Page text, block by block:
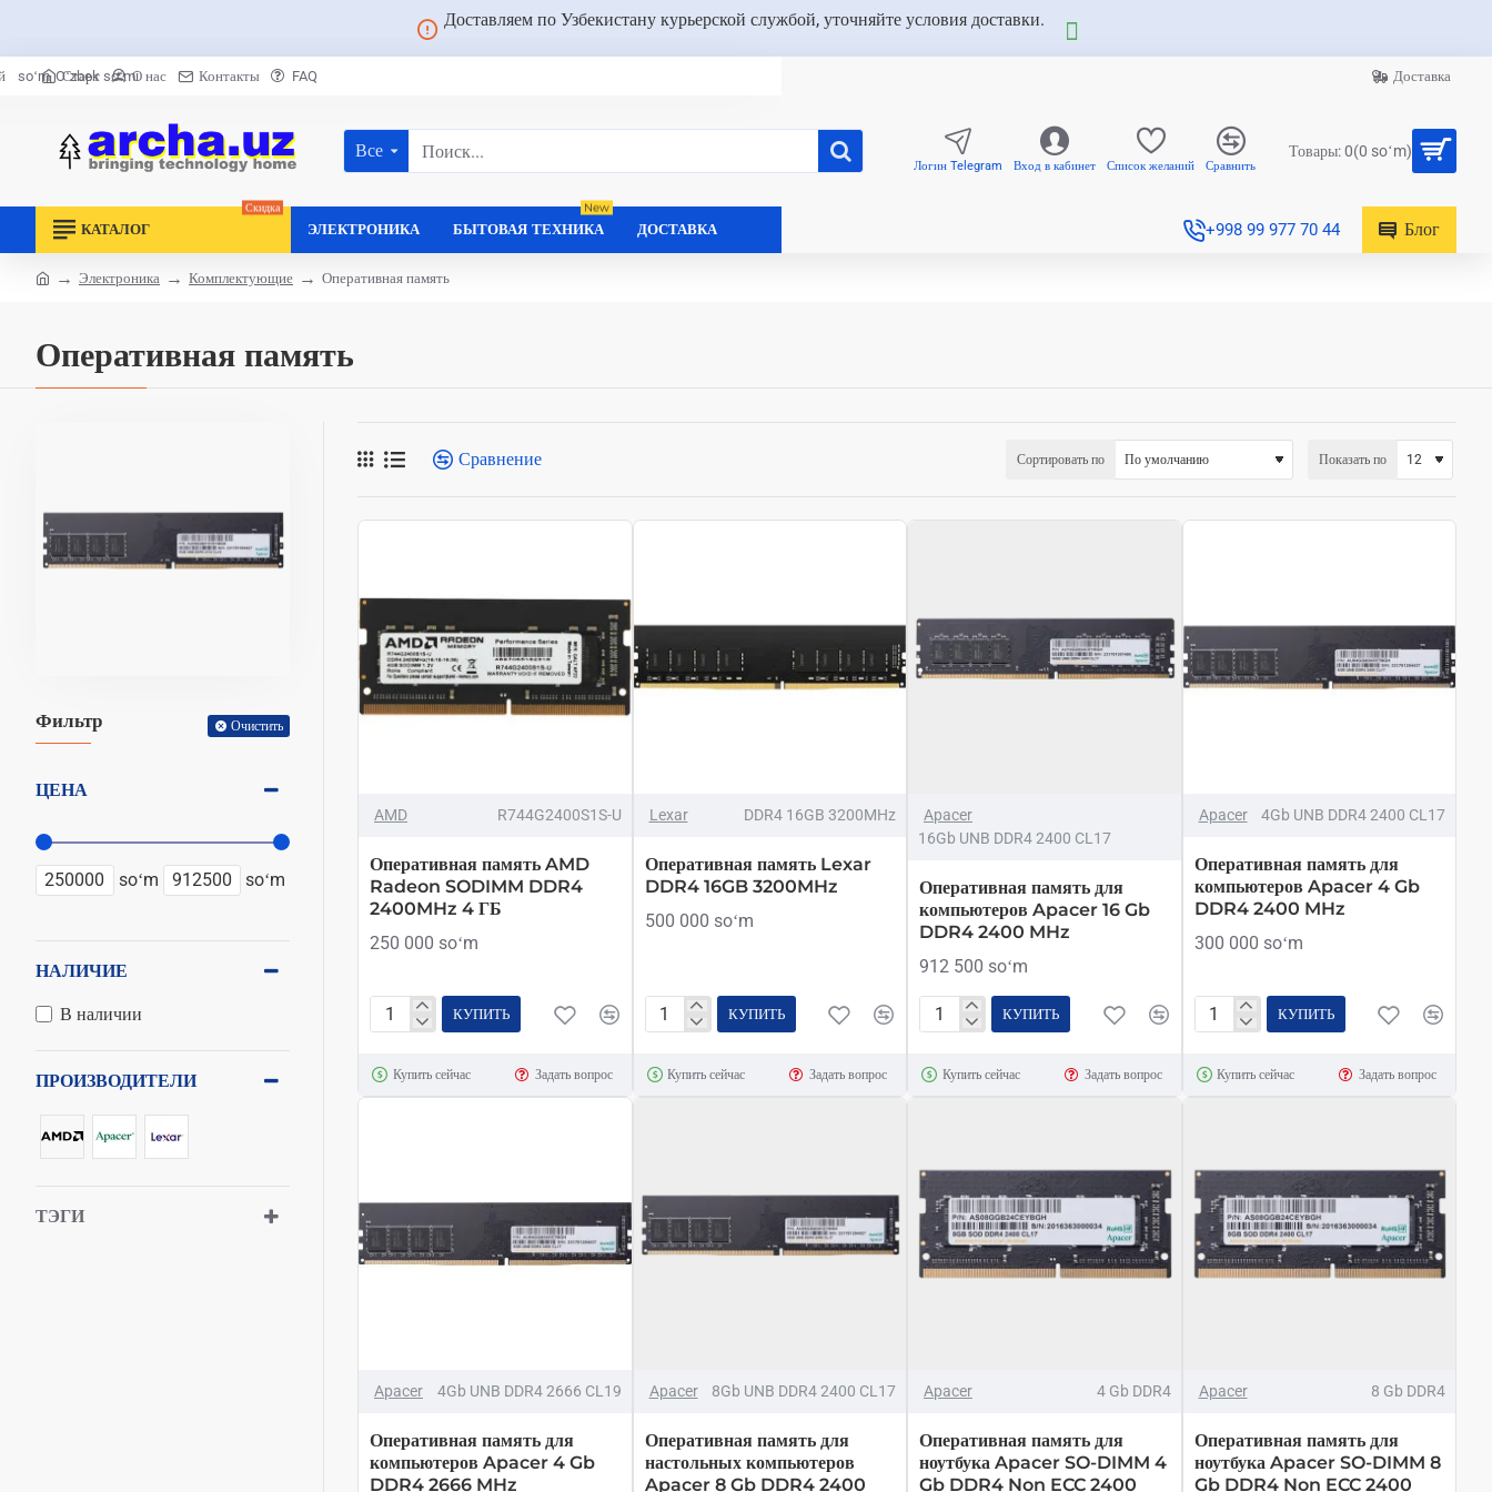
Доставляем по Узбекистану курьерской службой, уточняйте условия доставки.
Старт О нас Контакты FAQ
soʻm Oʻzbek soʻmi Доставка
Все
Поиск... Логин Telegram Вход в кабинет Список желаний Сравнить
Товары: 0(0 soʻm)
КАТАЛОГ
Скидка
ЭЛЕКТРОНИКА БЫТОВАЯ ТЕХНИКА
New
ДОСТАВКА +998 99 977 70 44 Блог
Оперативная память
Электроника Комплектующие Оперативная память
Фильтр Очистить
ЦЕНА
soʻm soʻm
НАЛИЧИЕ
В наличии
ПРОИЗВОДИТЕЛИ
ТЭГИ
Сравнение Сортировать по Показать по
AMD R744G2400S1S-U
Оперативная память AMD
Radeon SODIMM DDR4
2400MHz 4 ГБ
250 000 soʻm
Оперативная
AMD
Radeon
ГБ
КУПИТЬ
Купить сейчас Задать вопрос
Lexar DDR4 16GB 3200MHz
Оперативная память Lexar
DDR4 16GB 3200MHz
500 000 soʻm
Оперативная
Lexar
КУПИТЬ
Купить сейчас Задать вопрос
Apacer
16Gb UNB DDR4 2400 CL17
Оперативная память для
компьютеров Apacer 16 Gb
DDR4 2400 MHz
912 500 soʻm
Оперативная
для
Gb
DDR4
2400
MHz
КУПИТЬ
Купить сейчас Задать вопрос
Apacer 4Gb UNB DDR4 2400 CL17
Оперативная память для
компьютеров Apacer 4 Gb
DDR4 2400 MHz
300 000 soʻm
Оперативная
для
Gb
DDR4
2400
MHz
КУПИТЬ
Купить сейчас Задать вопрос
Apacer 4Gb UNB DDR4 2666 CL19
Оперативная память для
компьютеров Apacer 4 Gb
DDR4 2666 MHz
Apacer 8Gb UNB DDR4 2400 CL17
Оперативная память для
настольных компьютеров
Apacer 8 Gb DDR4 2400
Apacer 4 Gb DDR4
Оперативная память для
ноутбука Apacer SO-DIMM 4
Gb DDR4 Non ECC 2400
Apacer 8 Gb DDR4
Оперативная память для
ноутбука Apacer SO-DIMM 8
Gb DDR4 Non ECC 2400